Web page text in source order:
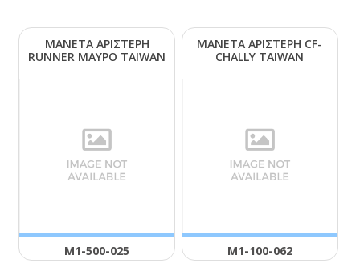
ΜΑΝΕΤΑ ΑΡΙΣΤΕΡΗ
RUΝΝΕR ΜΑΥΡΟ ΤΑΙWΑΝ
Μ1-500-025
ΜΑΝΕΤΑ ΑΡΙΣΤΕΡΗ CF-
CΗΑLLΥ ΤΑΙWΑΝ
Μ1-100-062